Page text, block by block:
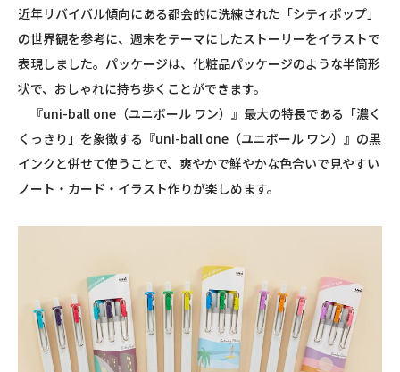
近年リバイバル傾向にある都会的に洗練された「シティポップ」
の世界観を参考に、週末をテーマにしたストーリーをイラストで
表現しました。パッケージは、化粧品パッケージのような半筒形
状で、おしゃれに持ち歩くことができます。
『uni-ball one（ユニボール ワン）』最大の特長である「濃く
くっきり」を象徴する『uni-ball one（ユニボール ワン）』の黒
インクと併せて使うことで、爽やかで鮮やかな色合いで見やすい
ノート・カード・イラスト作りが楽しめます。